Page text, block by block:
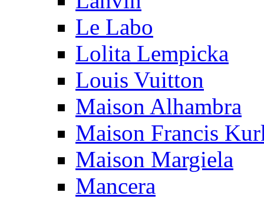
Le Labo
Lolita Lempicka
Louis Vuitton
Maison Alhambra
Maison Francis
Maison Margiela
Mancera